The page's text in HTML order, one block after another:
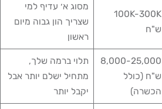
100K-300K
ש"ח
מסוג א׳ עדיף למי
שצריך הון גבוה מיום
ראשון
8,000-25,000
ש"ח (כולל
הכשרה)
תלוי ברמה שלך,
מתחיל ישלם יותר אבל
יקבל יותר